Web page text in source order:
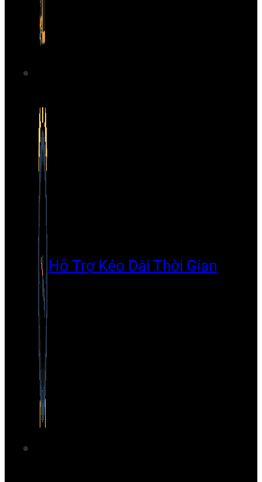
Hỗ Trợ Kéo Dài Thời Gian